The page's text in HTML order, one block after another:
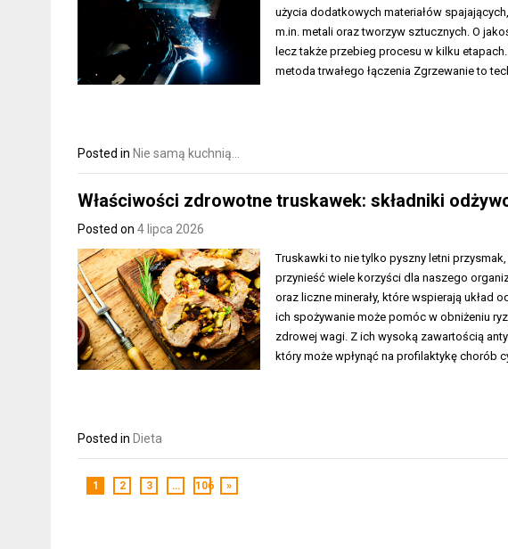
użycia dodatkowych materiałów
m.in. metali oraz tworzyw sztucznych. O
lecz także przebieg procesu w kilku
metoda trwałego łączenia Zgrzewanie to
Posted in Nie samą kuchnią...
Właściwości zdrowotne truskawek: składniki
Posted on 4 lipca 2026
Truskawki to nie tylko pyszny letni
przynieść wiele korzyści dla naszego
oraz liczne minerały, które wspierają układ
ich spożywanie może pomóc w obniżeniu
zdrowej wagi. Z ich wysoką zawartością
który może wpłynąć na profilaktykę chorób
Posted in Dieta
1 2 3 … 106 »